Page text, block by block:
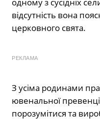
відсутність вона
церковного свята.
РЕКЛАМА
З усіма родинами
ювенальної
порозумітися та